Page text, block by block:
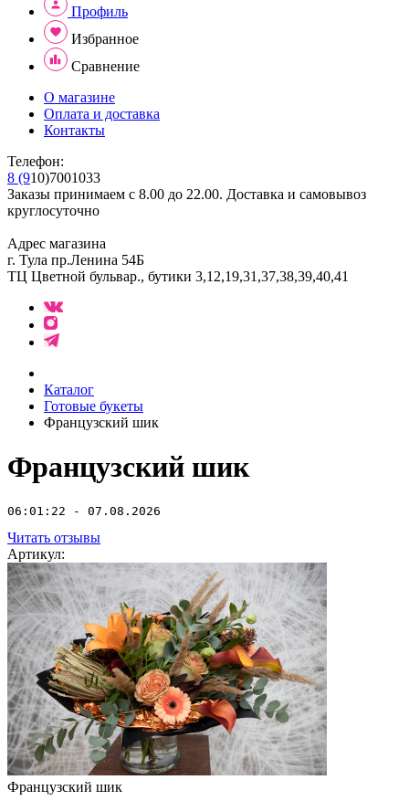
Профиль
Избранное
Сравнение
О магазине
Оплата и доставка
Контакты
Телефон:
8 (910)7001033
Заказы принимаем с 8.00 до 22.00. Доставка и самовывоз
круглосуточно
Адрес магазина
г. Тула пр.Ленина 54Б
ТЦ Цветной бульвар., бутики 3,12,19,31,37,38,39,40,41
Каталог
Готовые букеты
Французский шик
Французский шик
06:01:22 - 07.08.2026
Читать отзывы
Артикул:
Французский шик